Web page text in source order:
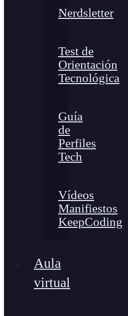
Nerdsletter
Test de
Orientación
Tecnológica
Guía
de
Perfiles
Tech
Vídeos
Manifiestos
KeepCoding
Aula
virtual